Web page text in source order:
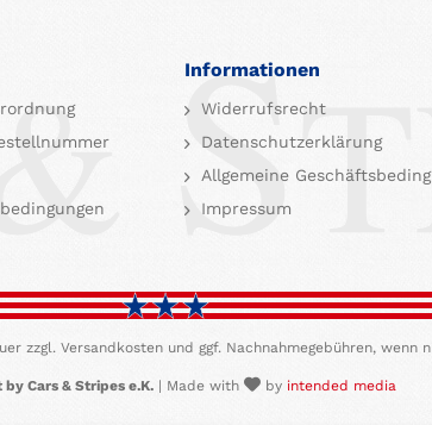
Informationen
Widerrufsrecht
Datenschutzerklärung
Allgemeine
Impressum
zzgl. Versandkosten und ggf. Nachnahmegebühren, wenn
Cars & Stripes e.K. | Made with by intended media